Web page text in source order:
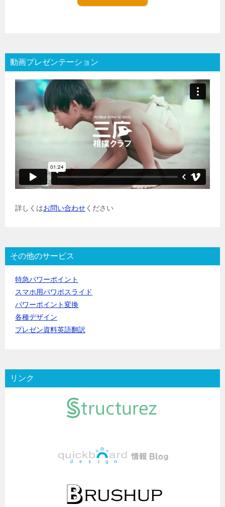
動画プレゼンテーション
詳しくはお問い合わせください
その他のサービス
特急パワーポイント
スマホ用パワポスライド
パワーポイント変換
各種デザイン
プレゼン資料英語翻訳
リンク